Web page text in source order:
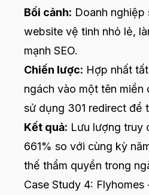
Bối cảnh: Doanh nghiệp
website vệ tinh nhỏ lẻ,
mạnh SEO.
Chiến lược: Hợp nhất
ngách vào một tên miền
sử dụng 301 redirect để
Kết quả: Lưu lượng truy
661% so với cùng kỳ
thế thẩm quyền trong
Case Study 4: